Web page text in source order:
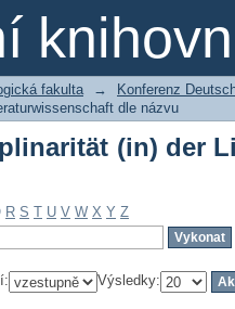
(in) der
fakulta →
Konferenz
dle názvu
(in) der
R S T U V W X Y Z
Výsledky: